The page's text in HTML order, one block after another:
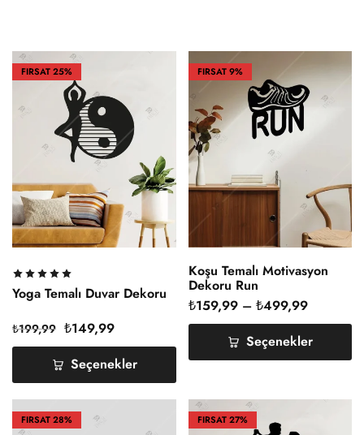
FIRSAT25%
Yoga Temalı Duvar Dekoru
₺199,99 ₺149,99
Seçenekler
FIRSAT9%
Koşu Temalı Motivasyon
Dekoru Run
₺159,99 – ₺499,99
Seçenekler
FIRSAT28% FIRSAT27%